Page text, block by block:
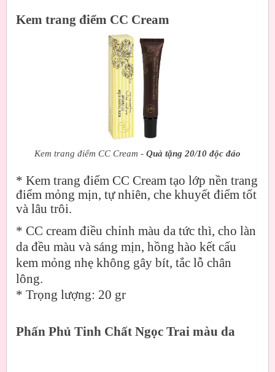
Kem trang điểm CC Cream
Kem trang điểm CC Cream - Quà tặng 20/10 độc đáo
* Kem trang điểm CC Cream tạo lớp nền trang
điểm mỏng mịn, tự nhiên, che khuyết điểm tốt
và lâu trôi.
* CC cream điều chỉnh màu da tức thì, cho làn
da đều màu và sáng mịn, hồng hào kết cấu
kem mỏng nhẹ không gây bít, tắc lỗ chân
lông.
* Trọng lượng: 20 gr
Phấn Phủ Tinh Chất Ngọc Trai màu da